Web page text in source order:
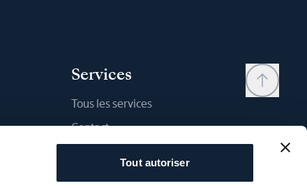
Tout autoriser
Services
Tous les services
Contact